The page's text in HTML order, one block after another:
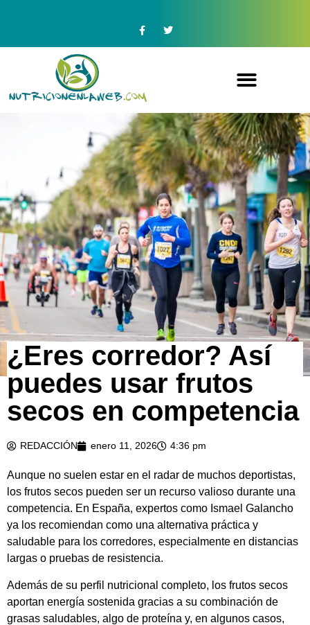
¿Eres corredor? Así
puedes usar frutos
secos en competencia
REDACCIÓN enero 11, 2026 4:36 pm
Aunque no suelen estar en el radar de muchos deportistas,
los frutos secos pueden ser un recurso valioso durante una
competencia. En España, expertos como Ismael Galancho
ya los recomiendan como una alternativa práctica y
saludable para los corredores, especialmente en distancias
largas o pruebas de resistencia.
Además de su perfil nutricional completo, los frutos secos
aportan energía sostenida gracias a su combinación de
grasas saludables, algo de proteína y, en algunos casos,